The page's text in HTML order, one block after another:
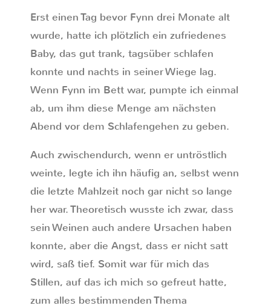
Erst einen Tag bevor Fynn drei Monate alt
wurde, hatte ich plötzlich ein zufriedenes
Baby, das gut trank, tagsüber schlafen
konnte und nachts in seiner Wiege lag.
Wenn Fynn im Bett war, pumpte ich einmal
ab, um ihm diese Menge am nächsten
Abend vor dem Schlafengehen zu geben.
Auch zwischendurch, wenn er untröstlich
weinte, legte ich ihn häufig an, selbst wenn
die letzte Mahlzeit noch gar nicht so lange
her war. Theoretisch wusste ich zwar, dass
sein Weinen auch andere Ursachen haben
konnte, aber die Angst, dass er nicht satt
wird, saß tief. Somit war für mich das
Stillen, auf das ich mich so gefreut hatte,
zum alles bestimmenden Thema